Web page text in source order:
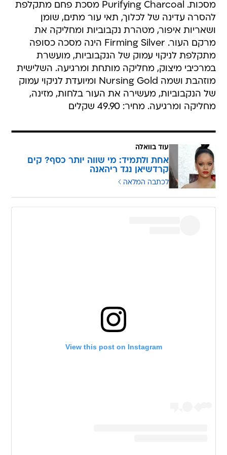
מסכות. Purifying Charcoal מסכת פחם מתקלפת
להסרה עדינה של לכלוך, תאי עור מתים, שומן
ושאריות איפור, מטהרת נקבוביות ומחליקה את
מרקם העור. Firming Silver הינה מסכה כסופה
מתקלפת לניקוי עמוק של הנקבוביות, מועשרת
במרכיבי מיצוק, מחליקה מותחת ומרגיעה. השלישית
מוזהבת ושמה Nursing Gold ומיועדת לניקוי עמוק
של הנקבוביות, מעשירה את העור בלחות, מזינה,
מחליקה ומרגיעה. מחיר: 49.90 שקלים
עוד בוואלה
אחת ולתמיד: מי שווה יותר כסף? קים
קרדשיאן נגד ריהאנה
לכתבה המלאה
View this post on Instagram